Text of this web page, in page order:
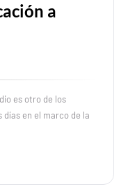
a
es otro de los
en el marco de la